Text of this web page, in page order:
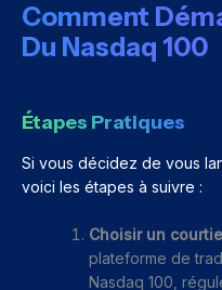
Comment
Du Nasdaq 100
Étapes Pratiques
Si vous décidez de vous
voici les étapes à suivre :
Choisir un
plateforme de
Nasdaq 100,